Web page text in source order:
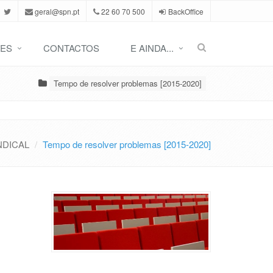
geral@spn.pt 22 60 70 500 BackOffice
CONTACTOS E AINDA...
Tempo de resolver problemas [2015-2020]
Tempo de resolver problemas [2015-2020]